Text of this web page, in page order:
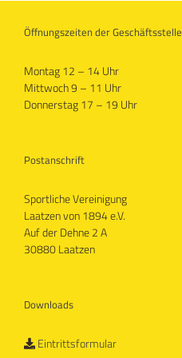
Öffnungszeiten der Geschäftsstelle
Montag 12 – 14 Uhr
Mittwoch 9 – 11 Uhr
Donnerstag 17 – 19 Uhr
Postanschrift
Sportliche Vereinigung
Laatzen von 1894 e.V.
Auf der Dehne 2 A
30880 Laatzen
Downloads
Eintrittsformular